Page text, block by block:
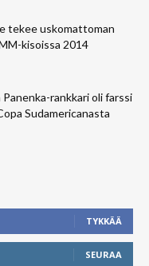
tekee uskomattoman
kisoissa 2014
rankkari oli farssi
Sudamericanasta
TYKKÄÄ
SEURAA